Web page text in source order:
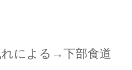
による→下部食道